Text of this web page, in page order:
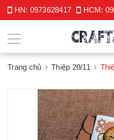
HN: 0973628417 HCM:
Trang chủ Thiệp 20/11